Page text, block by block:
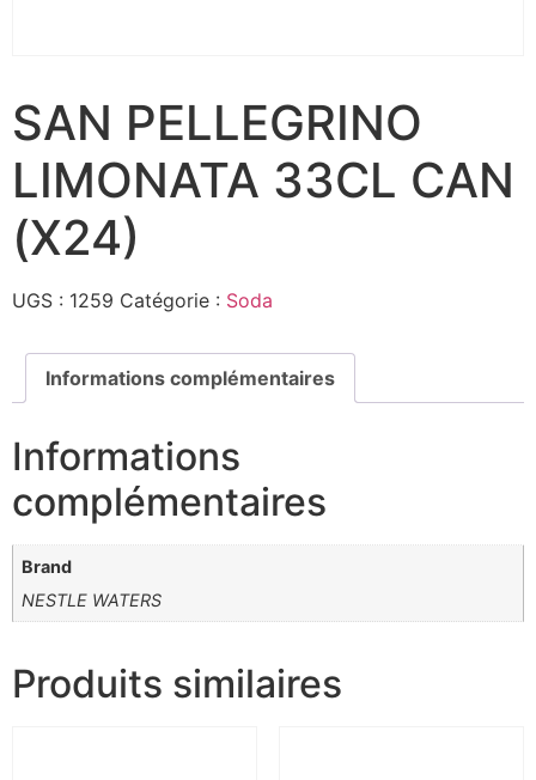
SAN PELLEGRINO
LIMONATA 33CL CAN
(X24)
UGS : 1259 Catégorie : Soda
Informations complémentaires
Informations
complémentaires
Brand
NESTLE WATERS
Produits similaires